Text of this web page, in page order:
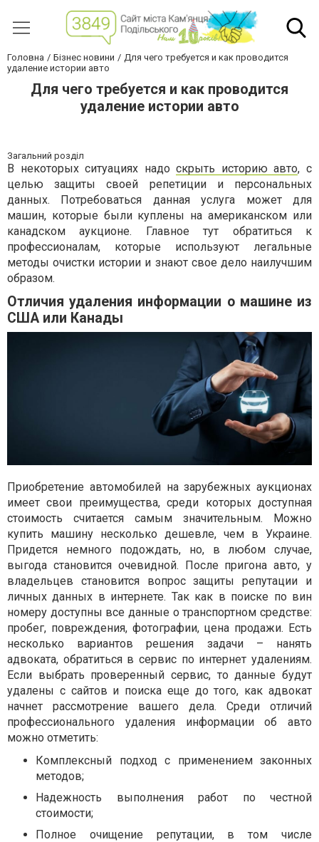
Головна Бізнес новини
Для чего требуется и как проводится
удаление истории авто
Для чего требуется и как проводится
удаление истории авто
Загальний розділ
В некоторых ситуациях надоскрыть историю авто, с
целью защиты своей репетиции и персональных
данных. Потребоваться данная услуга может для
машин, которые были куплены на американском или
канадском аукционе. Главное тут обратиться к
профессионалам, которые используют легальные
методы очистки истории и знают свое дело наилучшим
образом.
Отличия удаления информации о машине из
США или Канады
Приобретение автомобилей на зарубежных аукционах
имеет свои преимущества, среди которых доступная
стоимость считается самым значительным. Можно
купить машину несколько дешевле, чем в Украине.
Придется немного подождать, но, в любом случае,
выгода становится очевидной. После пригона авто, у
владельцев становится вопрос защиты репутации и
личных данных в интернете. Так как в поиске по вин
номеру доступны все данные о транспортном средстве:
пробег, повреждения, фотографии, цена продажи. Есть
несколько вариантов решения задачи – нанять
адвоката, обратиться в сервис по интернет удалениям.
Если выбрать проверенный сервис, то данные будут
удалены с сайтов и поиска еще до того, как адвокат
начнет рассмотрение вашего дела. Среди отличий
профессионального удаления информации об авто
можно отметить:
Комплексный подход с применением законных
методов;
Надежность выполнения работ по честной
стоимости;
Полное очищение репутации, в том числе